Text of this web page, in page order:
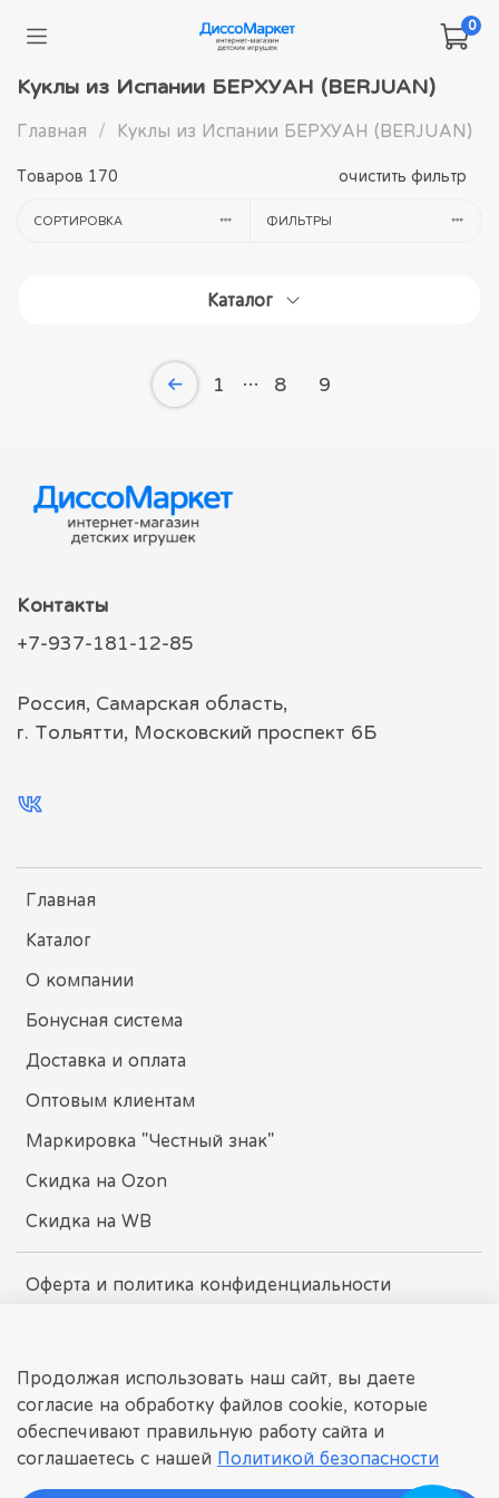
0
Куклы из Испании БЕРХУАН (BERJUAN)
Главная Куклы из Испании БЕРХУАН (BERJUAN)
Товаров 170 очистить фильтр
СОРТИРОВКА ФИЛЬТРЫ
Каталог
1 … 8 9
Главная
Каталог
О компании
Бонусная система
Доставка и оплата
Оптовым клиентам
Маркировка "Честный знак"
Скидка на Ozon
Скидка на WB
Оферта и политика конфиденциальности
Контакты
+7-937-181-12-85
Россия, Самарская область,
г. Тольятти, Московский проспект 6Б
dissomarket.ru
© 2025 Любое использование контента без письменного
Продолжая использовать наш сайт, вы даете
согласие на обработку файлов cookie, которые
обеспечивают правильную работу сайта и
соглашаетесь с нашей Политикой безопасности